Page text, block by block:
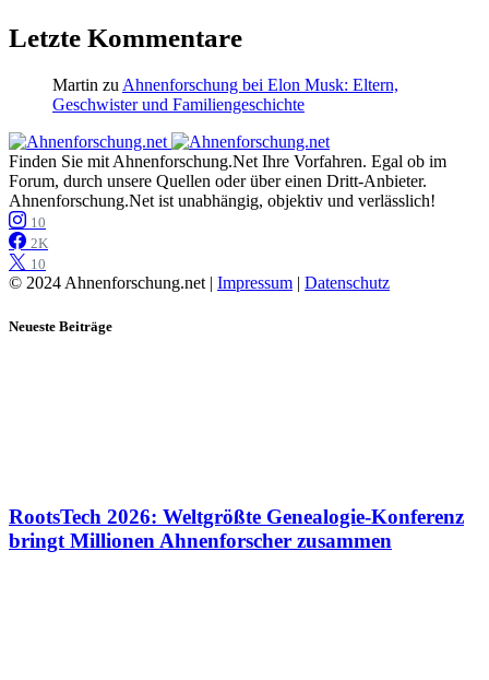
Letzte Kommentare
Martin zuAhnenforschung bei Elon Musk: Eltern,
Geschwister und Familiengeschichte
Finden Sie mit Ahnenforschung.Net Ihre Vorfahren. Egal ob im
Forum, durch unsere Quellen oder über einen Dritt-Anbieter.
Ahnenforschung.Net ist unabhängig, objektiv und verlässlich!
10
2K
10
© 2024 Ahnenforschung.net | Impressum Datenschutz
Neueste Beiträge
RootsTech 2026: Weltgrößte Genealogie-Konferenz
bringt Millionen Ahnenforscher zusammen